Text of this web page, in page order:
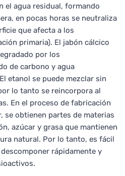
el agua residual, formando
en pocas horas se neutraliza
que afecta a los
primaria). El jabón cálcico
por los
de carbono y agua
etanol se puede mezclar sin
lo tanto se reincorpora al
En el proceso de fabricación
se obtienen partes de materias
azúcar y grasa que mantienen
natural. Por lo tanto, es fácil
rápidamente y